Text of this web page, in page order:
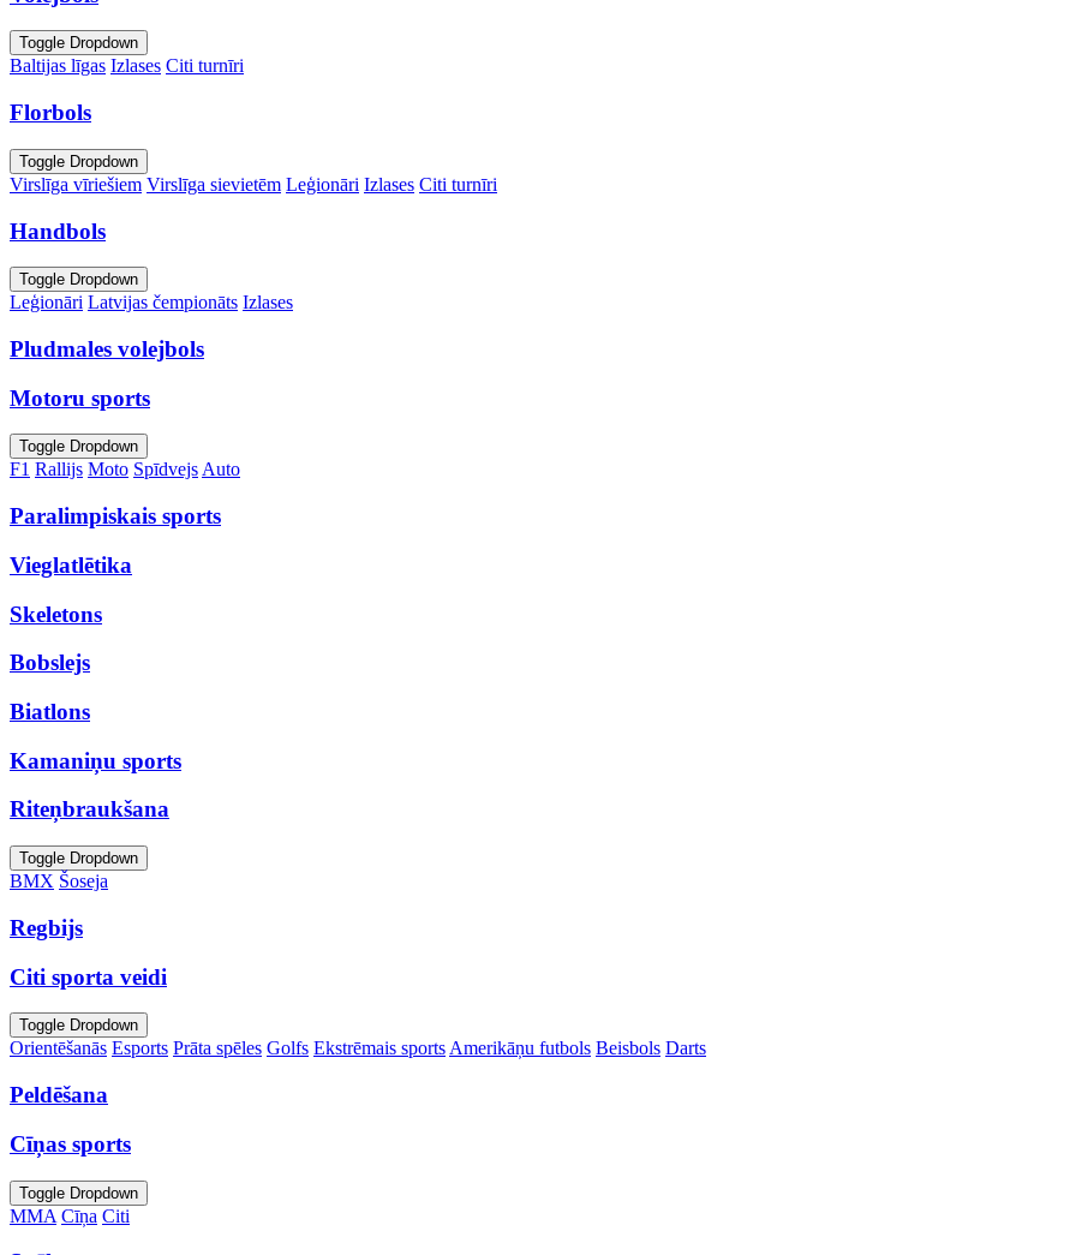
Toggle Dropdown
Baltijas līgas Izlases Citi turnīri
Florbols
Toggle Dropdown
Virslīga vīriešiem Virslīga sievietēm Leģionāri Izlases Citi turnīri
Handbols
Toggle Dropdown
Leģionāri Latvijas čempionāts Izlases
Pludmales volejbols
Motoru sports
Toggle Dropdown
F1 Rallijs Moto SpīdvejsAuto
Paralimpiskais sports
Vieglatlētika
Skeletons
Bobslejs
Biatlons
Kamaniņu sports
Riteņbraukšana
Toggle Dropdown
BMX Šoseja
Regbijs
Citi sporta veidi
Toggle Dropdown
Orientēšanās Esports Prāta spēles Golfs Ekstrēmais sports Amerikāņu futbols Beisbols Darts
Peldēšana
Cīņas sports
Toggle Dropdown
MMA Cīņa Citi